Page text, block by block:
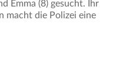
Emma (8) gesucht. Ihr
macht die Polizei eine